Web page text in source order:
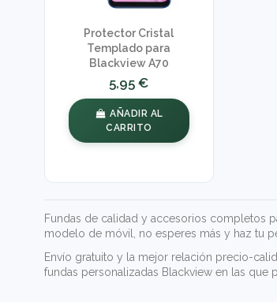
Protector Cristal
Templado para
Blackview A70
5,95 €
AÑADIR AL
CARRITO
Fundas de calidad y accesorios completos
modelo de móvil, no esperes más y haz tu
Envío gratuito y la mejor relación precio-
fundas personalizadas Blackviewen las que